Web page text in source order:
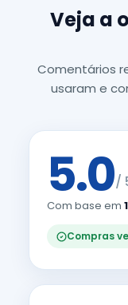
Veja a
Comentários
usaram e
5.0/
Com base em 1
Compras